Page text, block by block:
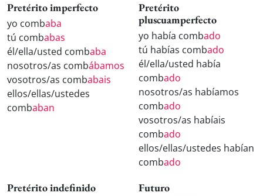
Pretérito imperfecto
yo combaba
tú combabas
él/ella/usted combaba
nosotros/as combábamos
vosotros/as combabais
ellos/ellas/ustedes
combaban
Pretérito
pluscuamperfecto
yo había combado
tú habías combado
él/ella/usted había
combado
nosotros/as habíamos
combado
vosotros/as habíais
combado
ellos/ellas/ustedes habían
combado
Pretérito indefinido Futuro